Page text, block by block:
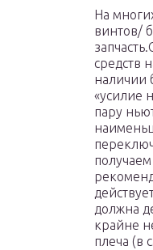
На
винтов/
средств
наличии
«усилие
пару
должна
крайне
плеча (в